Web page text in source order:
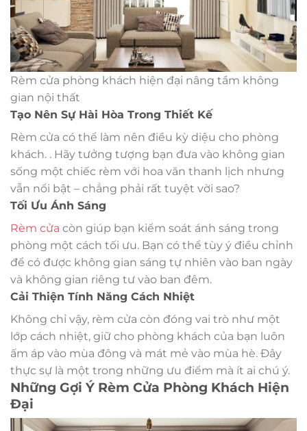
Rèm cửa phòng khách hiện đại nâng tầm không
gian nội thất
Tạo Nên Sự Hài Hòa Trong Thiết Kế
Rèm cửa có thể làm nên điều kỳ diệu cho phòng
khách. . Hãy tưởng tượng bạn đưa vào không gian
sống một chiếc rèm với hoa văn thanh lịch nhưng
vẫn nổi bật – chẳng phải rất tuyệt vời sao?
Tối Ưu Ánh Sáng
Rèm cửa còn giúp bạn kiểm soát ánh sáng trong
phòng một cách tối ưu. Bạn có thể tùy ý điều chỉnh
để có được không gian sáng tự nhiên vào ban ngày
và không gian riêng tư vào ban đêm.
Cải Thiện Tính Năng Cách Nhiệt
Không chỉ vậy, rèm cửa còn đóng vai trò như một
lớp cách nhiệt, giữ cho phòng khách của bạn luôn
ấm áp vào mùa đông và mát mẻ vào mùa hè. Đây
thực sự là một trong những ưu điểm mà ít ai chú ý.
Những Gợi Ý Rèm Cửa Phòng Khách Hiện
Đại